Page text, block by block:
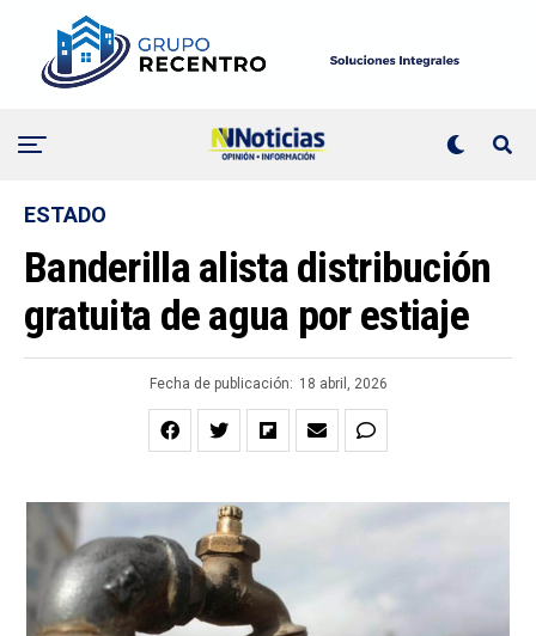
ESTADO
Banderilla alista distribución
gratuita de agua por estiaje
Fecha de publicación: 18 abril, 2026